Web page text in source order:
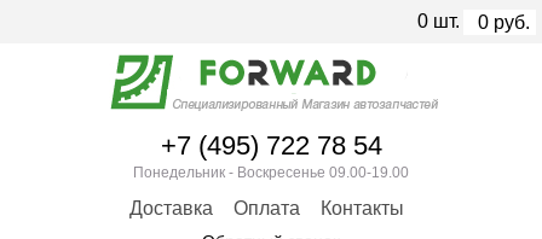
+7 (495) 722 78 54
Понедельник - Воскресенье 09.00-19.00
Доставка Оплата Контакты
0 шт. 0 руб.